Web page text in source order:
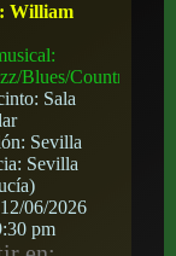
William
Blues/Country
Sala
Sevilla
Sevilla
12/06/2026
pm